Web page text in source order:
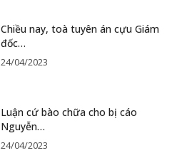
Chiều nay, toà tuyên án cựu Giám
đốc…
24/04/2023
Luận cứ bào chữa cho bị cáo
Nguyễn…
24/04/2023